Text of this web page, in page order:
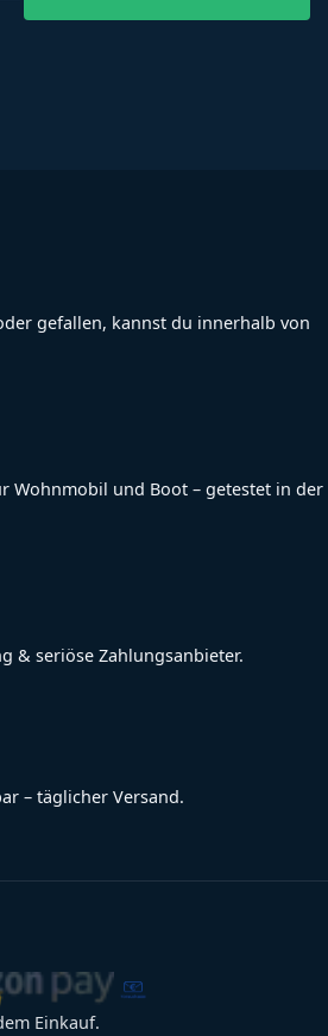
gefallen, kannst du innerhalb von
Wohnmobil und Boot – getestet in der
& seriöse Zahlungsanbieter.
– täglicher Versand.
Einkauf.